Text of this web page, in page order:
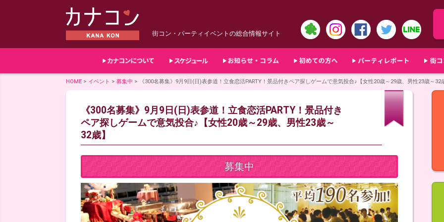
街コン・パーティイベントの総合情報サイト
HOME > イベント > 募集中 > 《300名募集》9月9日(日)表参道！立食恋活PARTY！景品付きペア探しゲームで意気投合♪【女性20歳～29歳、男性23歳～32
《300名募集》9月9日(日)表参道！立食恋活PARTY！景品付き
ペア探しゲームで意気投合♪【女性20歳～29歳、男性23歳～
32歳】
募集中